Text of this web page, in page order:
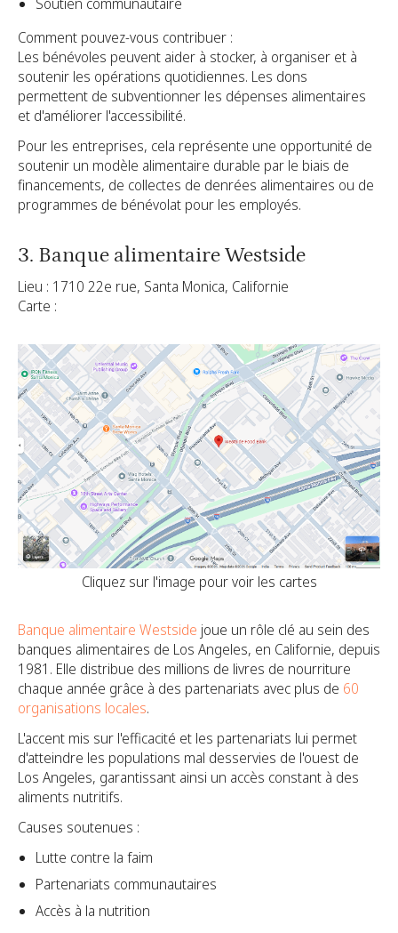
Comment pouvez-vous contribuer :
Les bénévoles peuvent aider à stocker, à organiser et à
soutenir les opérations quotidiennes. Les dons
permettent de subventionner les dépenses alimentaires
et d'améliorer l'accessibilité.
Pour les entreprises, cela représente une opportunité de
soutenir un modèle alimentaire durable par le biais de
financements, de collectes de denrées alimentaires ou de
programmes de bénévolat pour les employés.
3. Banque alimentaire Westside
Lieu : 1710 22e rue, Santa Monica, Californie
Carte :
Cliquez sur l'image pour voir les cartes
Banque alimentaire Westside joue un rôle clé au sein des
banques alimentaires de Los Angeles, en Californie, depuis
1981. Elle distribue des millions de livres de nourriture
chaque année grâce à des partenariats avec plus de 60
organisations locales.
L'accent mis sur l'efficacité et les partenariats lui permet
d'atteindre les populations mal desservies de l'ouest de
Los Angeles, garantissant ainsi un accès constant à des
aliments nutritifs.
Causes soutenues :
Lutte contre la faim
Partenariats communautaires
Accès à la nutrition